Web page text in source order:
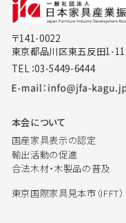
〒141-0022
東京都品川区東五反田1-
TEL：03-5449-6444
本会について
国産家具表示の認定
輸出活動の促進
合法木材・木製品の普及
東京国際家具見本市（IFFT）